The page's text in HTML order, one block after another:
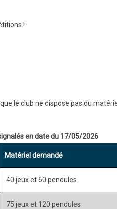
!
le club ne dispose pas du
en date du 17/05/2026
Matériel demandé
40 jeux et 60 pendules
75 jeux et 120 pendules